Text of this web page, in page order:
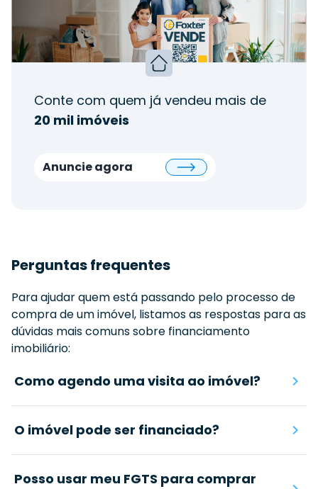
Conte com quem já vendeu mais de
20 mil imóveis
Anuncie agora
Perguntas frequentes
Para ajudar quem está passando pelo processo de
compra de um imóvel, listamos as respostas para as
dúvidas mais comuns sobre financiamento
imobiliário:
Como agendo uma visita ao imóvel?
O imóvel pode ser financiado?
Posso usar meu FGTS para comprar